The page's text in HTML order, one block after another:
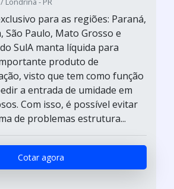
para as regiões: Paraná,
São Paulo, Mato Grosso e
SulA manta líquida para
produto de
visto que tem como função
a entrada de umidade em
Com isso, é possível evitar
de problemas estrutura...
Cotar agora